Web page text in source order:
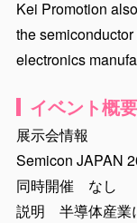
Kei Promotion
the
electronics
イベント概要
展示会情報
Semicon JAPAN
同時開催 なし
説明 半導体産業